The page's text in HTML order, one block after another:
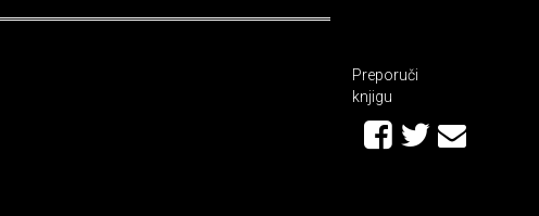
Preporuči
knjigu